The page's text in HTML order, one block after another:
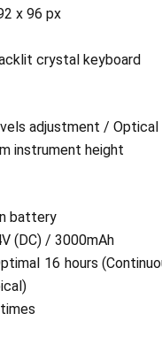
x 96 px
crystal keyboard
adjustment /
instrument height
battery
(DC) / 3000mAh
16 hours